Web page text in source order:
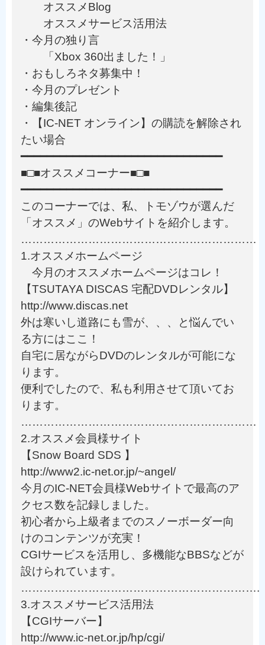
オススメBlog
オススメサービス活用法
・今月の独り言
「Xbox 360出ました！」
・おもしろネタ募集中！
・今月のプレゼント
・編集後記
・【IC-NET オンライン】の購読を解除され
たい場合
━━━━━━━━━━━━━━━━━━━━━━━━━━━━━━━
■□■オススメコーナー■□■
━━━━━━━━━━━━━━━━━━━━━━━━━━━━━━━
このコーナーでは、私、トモゾウが選んだ
「オススメ」のWebサイトを紹介します。
………………………………………………………
1.オススメホームページ
今月のオススメホームページはコレ！
【TSUTAYA DISCAS 宅配DVDレンタル】
http://www.discas.net
外は寒いし道路にも雪が、、、と悩んでい
る方にはここ！
自宅に居ながらDVDのレンタルが可能にな
ります。
便利でしたので、私も利用させて頂いてお
ります。
………………………………………………………
2.オススメ会員様サイト
【Snow Board SDS 】
http://www2.ic-net.or.jp/~angel/
今月のIC-NET会員様Webサイトで最高のア
クセス数を記録しました。
初心者から上級者までのスノーボーダー向
けのコンテンツが充実！
CGIサービスを活用し、多機能なBBSなどが
設けられています。
……………………………………………………….
3.オススメサービス活用法
【CGIサーバー】
http://www.ic-net.or.jp/hp/cgi/